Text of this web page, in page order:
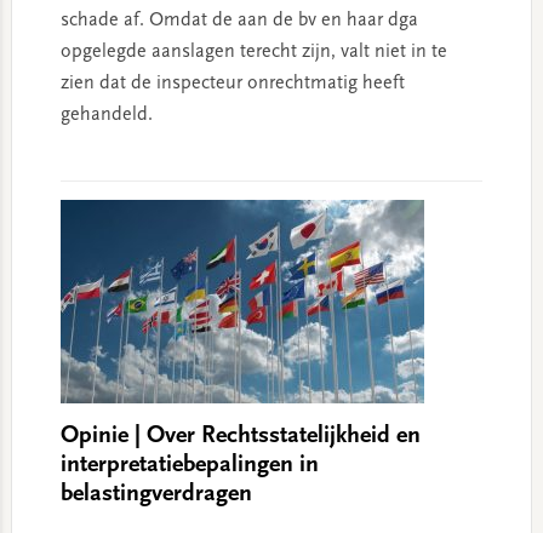
schade af. Omdat de aan de bv en haar dga
opgelegde aanslagen terecht zijn, valt niet in te
zien dat de inspecteur onrechtmatig heeft
gehandeld.
Opinie | Over Rechtsstatelijkheid en
interpretatiebepalingen in
belastingverdragen